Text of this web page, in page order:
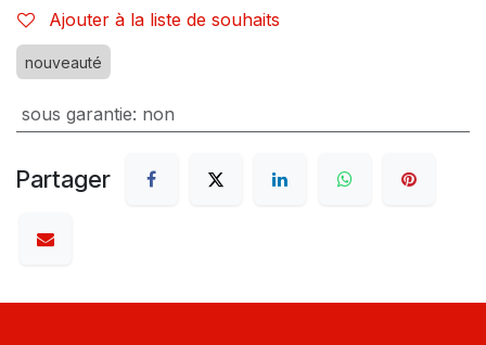
Ajouter à la liste de souhaits
nouveauté
sous garantie: non
Partager